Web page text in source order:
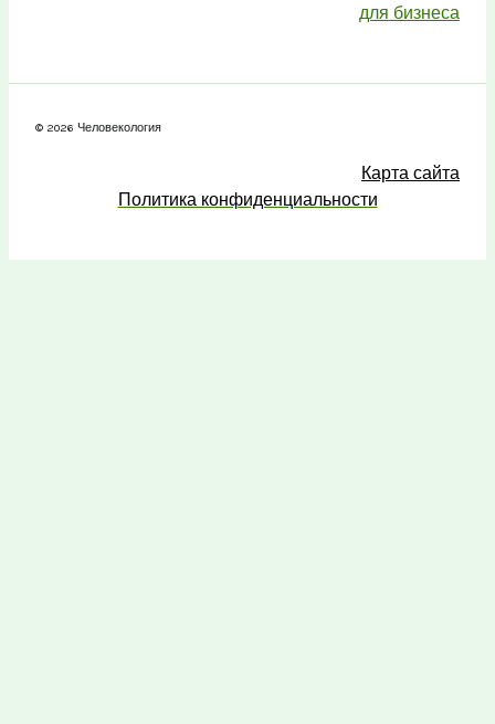
для бизнеса
© 2026 Человекология
Карта сайта
Политика конфиденциальности